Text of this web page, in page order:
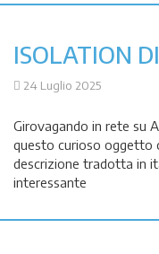
ISOLATION
24 Luglio 2025
Girovagando in rete su
questo curioso oggetto
descrizione tradotta in
interessante